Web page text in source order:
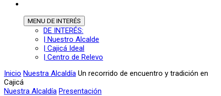
MENU DE INTERÉS
DE INTERÉS:
| Nuestro Alcalde
| Cajicá Ideal
| Centro de Relevo
Inicio Nuestra Alcaldía Un recorrido de encuentro y tradición en
Cajicá
Nuestra Alcaldía Presentación